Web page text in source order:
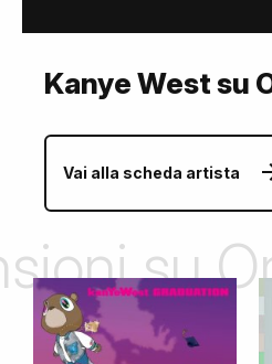
Kanye West su
Vai alla scheda artista
su